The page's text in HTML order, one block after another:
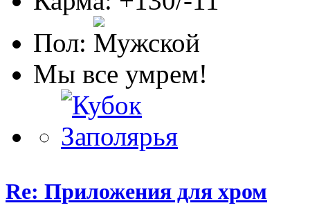
Пол:
Мы все умрем!
Re: Приложения для хром